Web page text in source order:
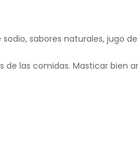
sabores naturales, jugo
las comidas. Masticar bien